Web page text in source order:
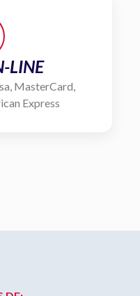
LINE
MasterCard,
Express